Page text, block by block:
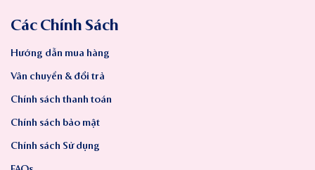
Các Chính Sách
Hướng dẫn mua hàng
Vân chuyển & đổi trả
Chính sách thanh toán
Chính sách bảo mật
Chính sách Sử dụng